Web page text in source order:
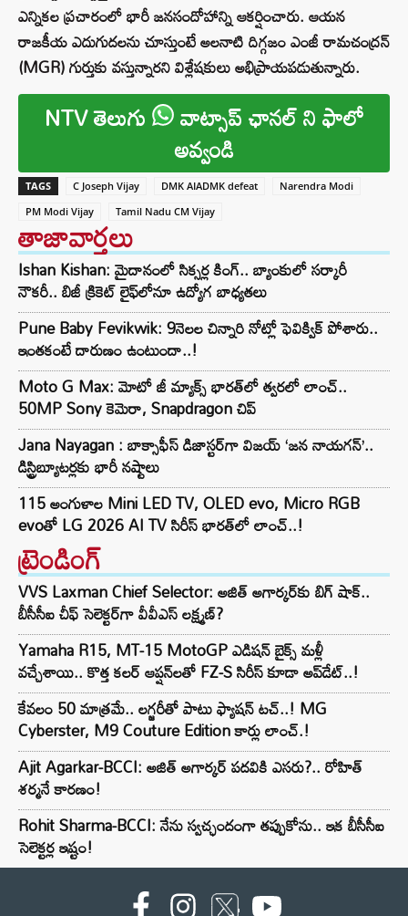
ఎన్నికల ప్రచారంలో భారీ జనసందోహాన్ని ఆకర్షించారు. ఆయన
రాజకీయ ఎదుగుదలను చూస్తుంటే అలనాటి దిగ్గజం ఎంజీ రామచంద్రన్
(MGR) గుర్తుకు వస్తున్నారని విశ్లేషకులు అభిప్రాయపడుతున్నారు.
NTV తెలుగు వాట్సాప్ ఛానల్ ని ఫాలో
అవ్వండి
TAGS C Joseph Vijay DMK AIADMK defeat
Narendra Modi
PM Modi Vijay
Tamil Nadu CM Vijay
తాజావార్తలు
Ishan Kishan: మైదానంలో సిక్సర్ల కింగ్.. బ్యాంకులో సర్కారీ
నౌకరీ.. బిజీ క్రికెట్ లైఫ్‌లోనూ ఉద్యోగ బాధ్యతలు
Pune Baby Fevikwik: 9నెలల చిన్నారి నోట్లో ఫెవిక్విక్‌ పోశారు..
ఇంతకంటే దారుణం ఉంటుందా..!
Moto G Max: మోటో జీ మ్యాక్స్ భారత్‌లో త్వరలో లాంచ్..
50MP Sony కెమెరా, Snapdragon చిప్‌
Jana Nayagan : బాక్సాఫీస్ డిజాస్టర్‌గా విజయ్ ‘జన నాయగన్’..
డిస్ట్రిబ్యూటర్లకు భారీ నష్టాలు
115 అంగుళాల Mini LED TV, OLED evo, Micro RGB
evoతో LG 2026 AI TV సిరీస్ భారత్‌లో లాంచ్..!
ట్రెండింగ్‌
VVS Laxman Chief Selector: అజిత్ అగార్కర్‌కు బిగ్ షాక్..
బీసీసీఐ చీఫ్ సెలెక్టర్‌గా వీవీఎస్ లక్ష్మణ్?
Yamaha R15, MT-15 MotoGP ఎడిషన్ బైక్స్ మళ్లీ
వచ్చేశాయి.. కొత్త కలర్ ఆప్షన్‌లతో FZ-S సిరీస్ కూడా అప్‌డేట్..!
కేవలం 50 మాత్రమే.. లగ్జరీతో పాటు ఫ్యాషన్ టచ్..! MG
Cyberster, M9 Couture Edition కార్లు లాంచ్.!
Ajit Agarkar-BCCI: అజిత్ అగార్కర్ పదవికి ఎసరు?.. రోహిత్
శర్మనే కారణం!
Rohit Sharma-BCCI: నేను స్వచ్ఛందంగా తప్పుకోను.. ఇక బీసీసీఐ
సెలెక్టర్ల ఇష్టం!